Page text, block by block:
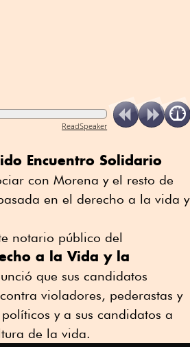
ReadSpeaker
Encuentro Solidario
con Morena y el resto de
en el derecho a la vida y
notario público del
a la Vida y la
que sus candidatos
violadores, pederastas y
y a sus candidatos a
de la vida.